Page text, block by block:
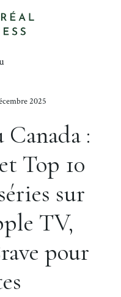
2025
Canada :
Top 10
sur
TV,
pour